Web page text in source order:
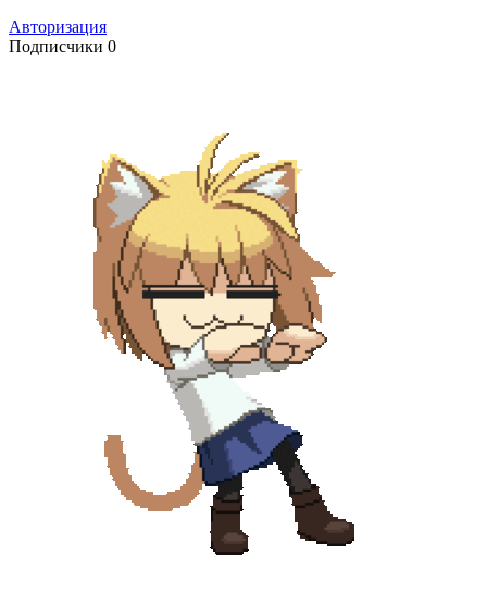
Авторизация
Подписчики 0